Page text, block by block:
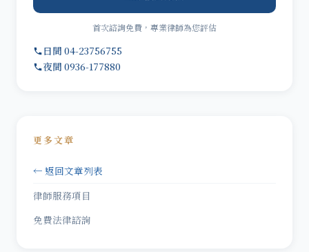
首次諮詢免費，專業律師為您評估
日間 04-23756755
夜間 0936-177880
更多文章
← 返回文章列表
律師服務項目
免費法律諮詢